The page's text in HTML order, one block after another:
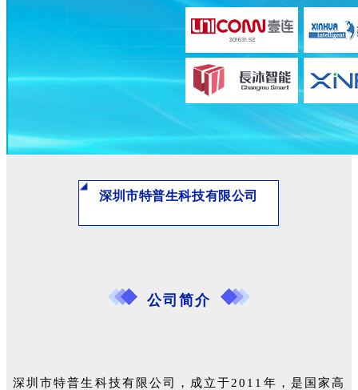
深圳市特普生科技有限公司
公司简介
深圳市特普生科技有限公司，成立于2011年，是国家高